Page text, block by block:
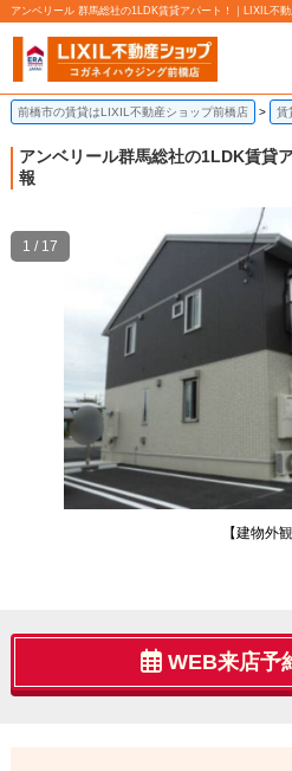
アンベリール 群馬総社の1LDK賃貸アパート！｜LIXIL不
前橋市の賃貸はLIXIL不動産ショップ前橋店 賃
アンベリール群馬総社の1LDK賃貸
報
【建物外観
1 / 17
WEB来店予